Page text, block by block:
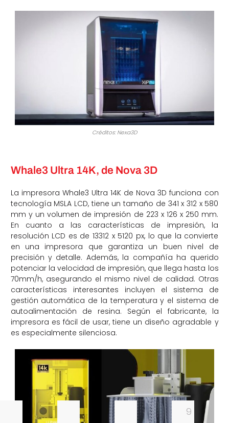
Créditos: Nexa3D
Whale3 Ultra 14K, de Nova 3D
La impresora Whale3 Ultra 14K de Nova 3D funciona con
tecnología MSLA LCD, tiene un tamaño de 341 x 312 x 580
mm y un volumen de impresión de 223 x 126 x 250 mm.
En cuanto a las características de impresión, la
resolución LCD es de 13312 x 5120 px, lo que la convierte
en una impresora que garantiza un buen nivel de
precisión y detalle. Además, la compañía ha querido
potenciar la velocidad de impresión, que llega hasta los
70mm/h, asegurando el mismo nivel de calidad. Otras
características interesantes incluyen el sistema de
gestión automática de la temperatura y el sistema de
autoalimentación de resina. Según el fabricante, la
impresora es fácil de usar, tiene un diseño agradable y
es especialmente silenciosa.
9